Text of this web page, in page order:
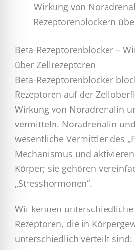
Wirkung von
Rezeptorenblockern
Beta-Rezeptorenblocker –
über Zellrezeptoren
Beta-Rezeptorenblocker
Rezeptoren auf der
Wirkung von Noradrenalin
vermitteln. Noradrenalin
wesentliche Vermittler des
Mechanismus und
Körper; sie gehören
„Stresshormonen“.
Wir kennen unterschiedliche
Rezeptoren, die in
unterschiedlich verteilt sind: